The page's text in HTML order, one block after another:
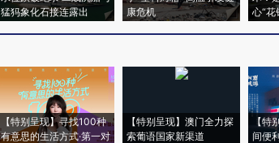
猛犸象化石接连露出
康危机
心“花
【特别呈现】寻找100种
有意思的生活方式·第一对
【特别呈现】澳门全力探
索葡语国家新渠道
【特
间便